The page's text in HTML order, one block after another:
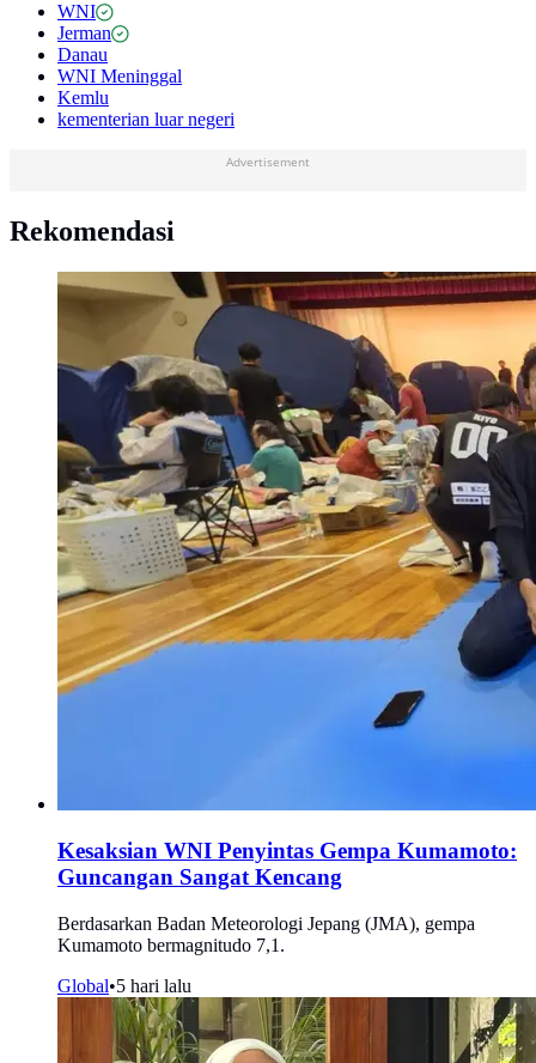
WNI
Jerman
Danau
WNI Meninggal
Kemlu
kementerian luar negeri
Advertisement
Rekomendasi
Kesaksian WNI Penyintas Gempa Kumamoto:
Guncangan Sangat Kencang
Berdasarkan Badan Meteorologi Jepang (JMA), gempa
Kumamoto bermagnitudo 7,1.
Global•5 hari lalu